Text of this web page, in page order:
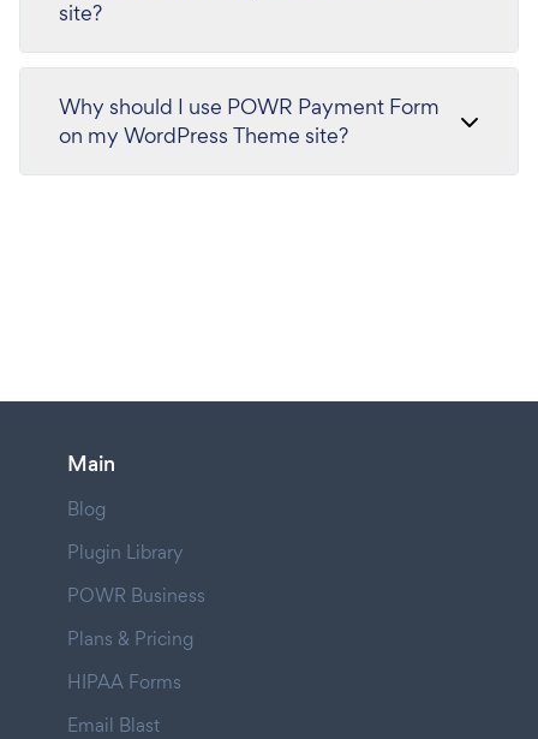
site?
Why should I use POWR Payment Form
on my WordPress Theme site?
Main
Blog
Plugin Library
POWR Business
Plans & Pricing
HIPAA Forms
Email Blast